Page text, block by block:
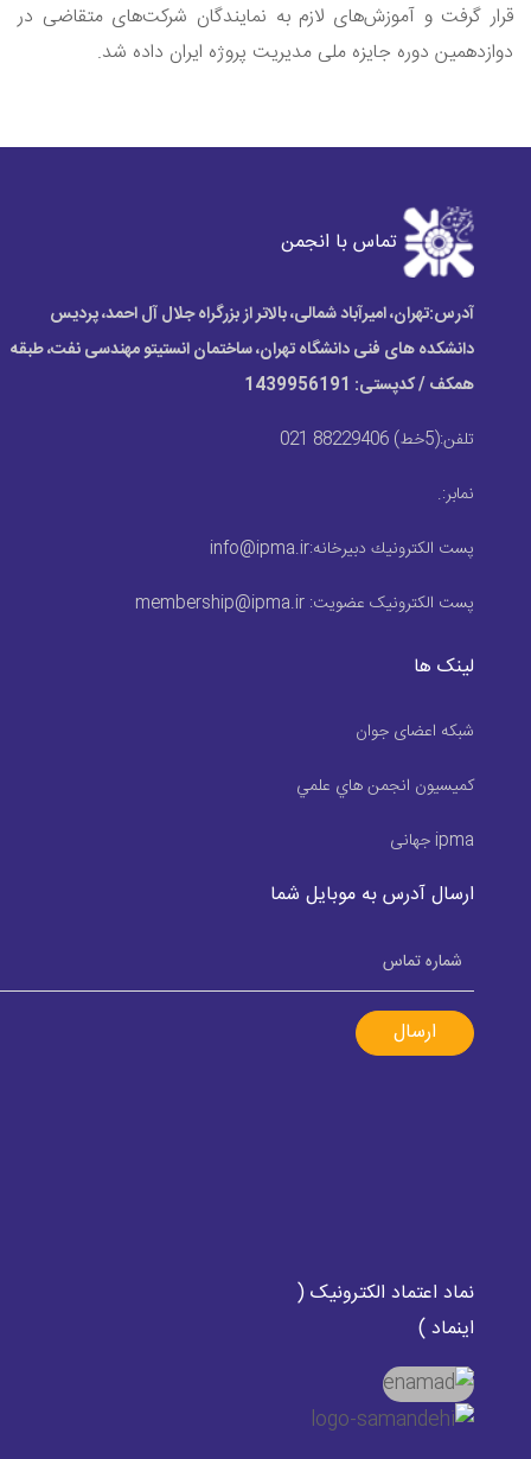
قرار گرفت و آموزش‌های لازم به نمایندگان شرکت‌های متقاضی در
دوازدهمین دوره جایزه ملی مدیریت پروژه ایران داده شد.
تماس با انجمن
آدرس:تهران، امیرآباد شمالی، بالاتر از بزرگراه جلال آل احمد، پردیس
دانشکده های فنی دانشگاه تهران، ساختمان انستیتو مهندسی نفت، طبقه
همکف / کدپستی: 1439956191
تلفن:(5خط) 88229406 021
نمابر:.
پست الكترونيك دبیرخانه:info@ipma.ir
پست الکترونیک عضویت:membership@ipma.ir
لینک ها
شبکه اعضای جوان
كميسيون انجمن هاي علمي
ipma جهانی
ارسال آدرس به موبایل شما
ارسال
نماد اعتماد الکترونیک (
اینماد )